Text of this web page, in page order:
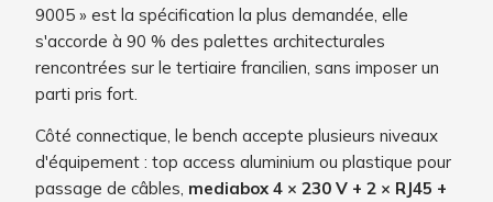
9005 » est la spécification la plus demandée, elle
s'accorde à 90 % des palettes architecturales
rencontrées sur le tertiaire francilien, sans imposer un
parti pris fort.
Côté connectique, le bench accepte plusieurs niveaux
d'équipement : top access aluminium ou plastique pour
passage de câbles, mediabox 4 × 230 V + 2 × RJ45 +